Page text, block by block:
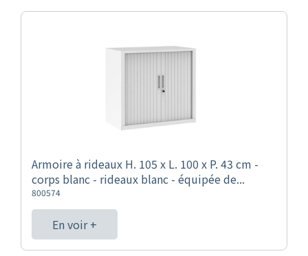
Armoire à rideaux H. 105 x L. 100 x P. 43 cm -
corps blanc - rideaux blanc - équipée de...
800574
En voir +